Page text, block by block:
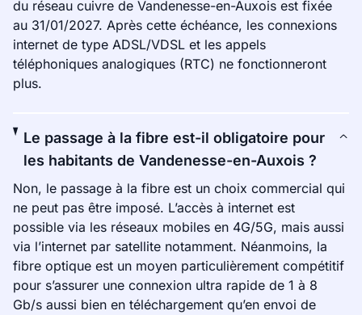
du réseau cuivre de Vandenesse-en-Auxois est fixée
au 31/01/2027. Après cette échéance, les connexions
internet de type ADSL/VDSL et les appels
téléphoniques analogiques (RTC) ne fonctionneront
plus.
Le passage à la fibre est-il obligatoire pour
les habitants de Vandenesse-en-Auxois ?
Non, le passage à la fibre est un choix commercial qui
ne peut pas être imposé. L’accès à internet est
possible via les réseaux mobiles en 4G/5G, mais aussi
via l’internet par satellite notamment. Néanmoins, la
fibre optique est un moyen particulièrement compétitif
pour s’assurer une connexion ultra rapide de 1 à 8
Gb/s aussi bien en téléchargement qu’en envoi de